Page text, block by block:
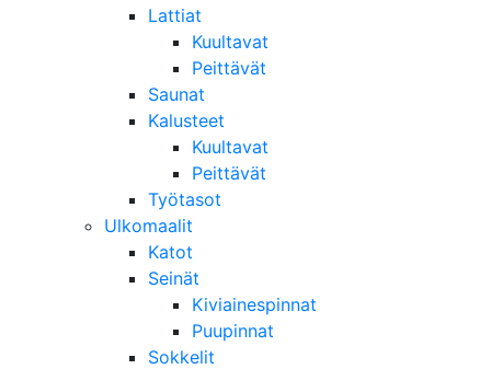
Lattiat
Kuultavat
Peittävät
Saunat
Kalusteet
Kuultavat
Peittävät
Työtasot
Ulkomaalit
Katot
Seinät
Kiviainespinnat
Puupinnat
Sokkelit